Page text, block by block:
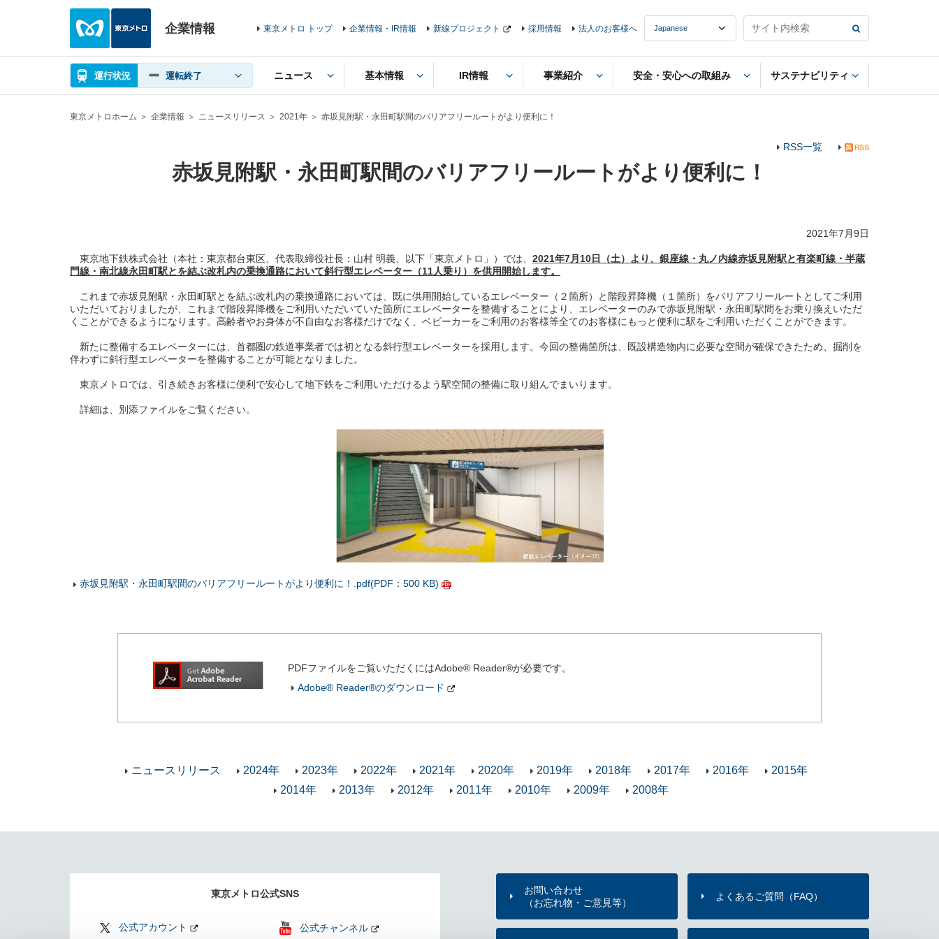
企業情報
運行状況 運転終了 ニュース 基本情報 IR情報 事業紹介 安全・安心への取組み サステナビリティ
東京メトロ トップ 企業情報・IR情報 新線プロジェクト 採用情報 法人のお客様へ
東京メトロホーム 企業情報 ニュースリリース 2021年 赤坂見附駅・永田町駅間のバリアフリールートがより便利に！
RSS一覧
赤坂見附駅・永田町駅間のバリアフリールートがより便利に！
2021年7月9日
東京地下鉄株式会社（本社：東京都台東区、代表取締役社長：山村 明義、以下「東京メトロ」）では、 2021年7月10日（土）より、銀座線・丸ノ内線赤坂見附駅と有楽町線・半蔵
門線・南北線永田町駅とを結ぶ改札内の乗換通路において斜行型エレベーター（11人乗り）を供用開始します。
これまで赤坂見附駅・永田町駅とを結ぶ改札内の乗換通路においては、既に供用開始しているエレベーター（２箇所）と階段昇降機（１箇所）をバリアフリールートとしてご利用
いただいておりましたが、これまで階段昇降機をご利用いただいていた箇所にエレベーターを整備することにより、エレベーターのみで赤坂見附駅・永田町駅間をお乗り換えいただ
くことができるようになります。高齢者やお身体が不自由なお客様だけでなく、ベビーカーをご利用のお客様等全てのお客様にもっと便利に駅をご利用いただくことができます。
新たに整備するエレベーターには、首都圏の鉄道事業者では初となる斜行型エレベーターを採用します。今回の整備箇所は、既設構造物内に必要な空間が確保できたため、掘削を
伴わずに斜行型エレベーターを整備することが可能となりました。
東京メトロでは、引き続きお客様に便利で安心して地下鉄をご利用いただけるよう駅空間の整備に取り組んでまいります。
詳細は、別添ファイルをご覧ください。
赤坂見附駅・永田町駅間のバリアフリールートがより便利に！.pdf(PDF：500 KB)
PDFファイルをご覧いただくにはAdobe® Reader®が必要です。
Adobe® Reader®のダウンロード
ニュースリリース 2024年 2023年 2022年 2021年 2020年 2019年 2018年 2017年 2016年
2015年
2014年
2013年 2012年 2011年 2010年 2009年 2008年
東京メトロ公式SNS
公式アカウント 公式チャンネル
お問い合わせ
（お忘れ物・ご意見等）
よくあるご質問（FAQ）